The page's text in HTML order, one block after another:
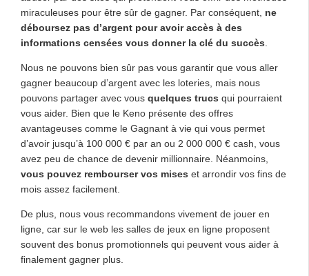
miraculeuses pour être sûr de gagner. Par conséquent, ne
déboursez pas d’argent pour avoir accès à des
informations censées vous donner la clé du succès.
Nous ne pouvons bien sûr pas vous garantir que vous aller
gagner beaucoup d’argent avec les loteries, mais nous
pouvons partager avec vous quelques trucs qui pourraient
vous aider. Bien que le Keno présente des offres
avantageuses comme le Gagnant à vie qui vous permet
d’avoir jusqu’à 100 000 € par an ou 2 000 000 € cash, vous
avez peu de chance de devenir millionnaire. Néanmoins,
vous pouvez rembourser vos mises et arrondir vos fins de
mois assez facilement.
De plus, nous vous recommandons vivement de jouer en
ligne, car sur le web les salles de jeux en ligne proposent
souvent des bonus promotionnels qui peuvent vous aider à
finalement gagner plus.